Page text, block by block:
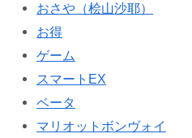
おさや（桧山沙耶）
お得
ゲーム
スマートEX
ベータ
マリオットボンヴォイ